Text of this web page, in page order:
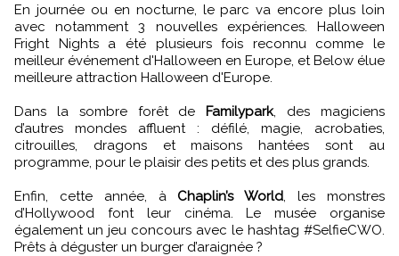
En journée ou en nocturne, le parc va encore plus loin
avec notamment 3 nouvelles expériences. Halloween
Fright Nights a été plusieurs fois reconnu comme le
meilleur événement d'Halloween en Europe, et Below élue
meilleure attraction Halloween d'Europe.
Dans la sombre forêt de Familypark, des magiciens
d’autres mondes affluent : défilé, magie, acrobaties,
citrouilles, dragons et maisons hantées sont au
programme, pour le plaisir des petits et des plus grands.
Enfin, cette année, à Chaplin’s World, les monstres
d’Hollywood font leur cinéma. Le musée organise
également un jeu concours avec le hashtag #SelfieCWO.
Prêts à déguster un burger d’araignée ?